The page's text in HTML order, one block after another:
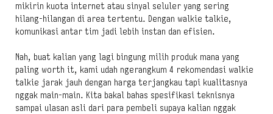
mikirin kuota internet atau sinyal seluler yang sering
hilang-hilangan di area tertentu. Dengan walkie talkie,
komunikasi antar tim jadi lebih instan dan efisien.
Nah, buat kalian yang lagi bingung milih produk mana yang
paling worth it, kami udah ngerangkum 4 rekomendasi walkie
talkie jarak jauh dengan harga terjangkau tapi kualitasnya
nggak main-main. Kita bakal bahas spesifikasi teknisnya
sampai ulasan asli dari para pembeli supaya kalian nggak